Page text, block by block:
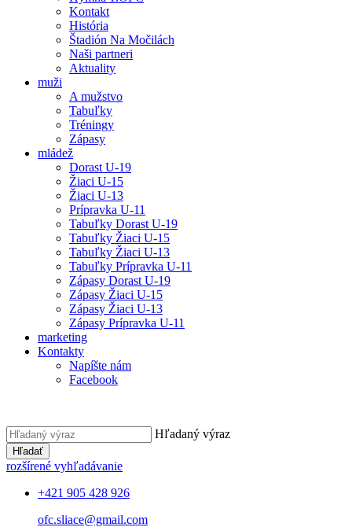
Kontakt
História
Štadión Na Močilách
Naši partneri
Aktuality
muži
A mužstvo
Tabuľky
Tréningy
Zápasy
mládež
Dorast U-19
Žiaci U-15
Žiaci U-13
Prípravka U-11
Tabuľky Dorast U-19
Tabuľky Žiaci U-15
Tabuľky Žiaci U-13
Tabuľky Prípravka U-11
Zápasy Dorast U-19
Zápasy Žiaci U-15
Zápasy Žiaci U-13
Zápasy Prípravka U-11
marketing
Kontakty
Napíšte nám
Facebook
Hľadaný výraz
Hľadať
rozšírené vyhľadávanie
+421 905 428 926
ofc.sliace@gmail.com